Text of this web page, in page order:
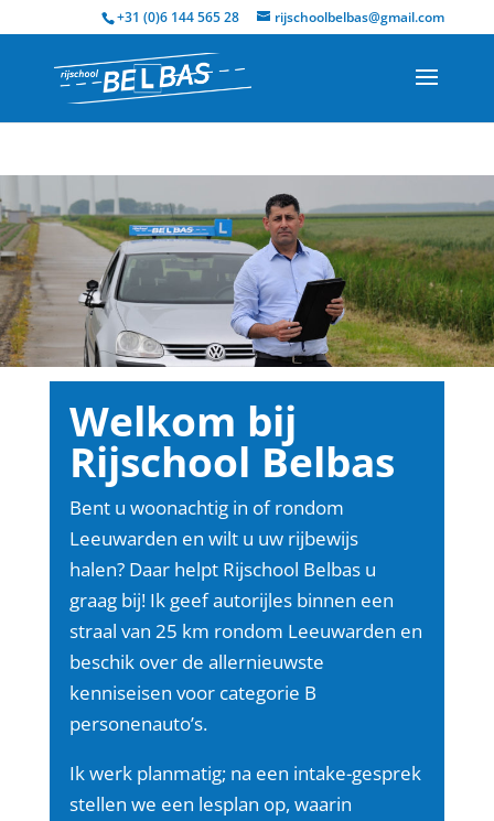
+31 (0)6 144 565 28 rijschoolbelbas@gmail.com
Welkom bij
Rijschool Belbas
Bent u woonachtig in of rondom
Leeuwarden en wilt u uw rijbewijs
halen? Daar helpt Rijschool Belbas u
graag bij! Ik geef autorijles binnen een
straal van 25 km rondom Leeuwarden en
beschik over de allernieuwste
kenniseisen voor categorie B
personenauto’s.
Ik werk planmatig; na een intake-gesprek
stellen we een lesplan op, waarin